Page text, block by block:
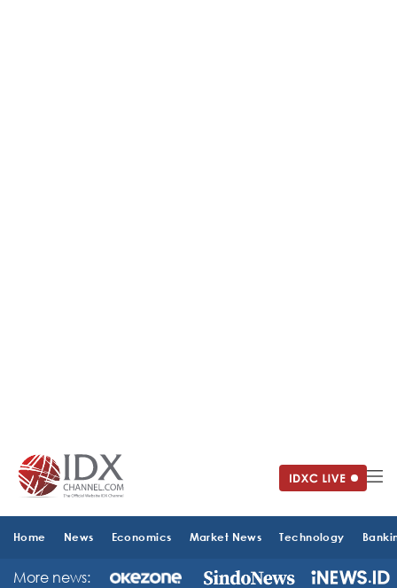
Home News Economics Market News Technology
More news: